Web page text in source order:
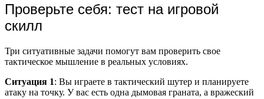
Проверьте себя: тест на игровой
скилл
Три ситуативные задачи помогут вам проверить свое
тактическое мышление в реальных условиях.
Ситуация 1: Вы играете в тактический шутер и планируете
атаку на точку. У вас есть одна дымовая граната, а вражеский